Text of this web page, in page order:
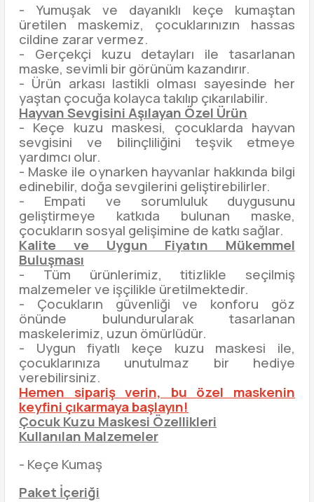
- Yumuşak ve dayanıklı keçe kumaştan
üretilen maskemiz, çocuklarınızın hassas
cildine zarar vermez.
- Gerçekçi kuzu detayları ile tasarlanan
maske, sevimli bir görünüm kazandırır.
- Ürün arkası lastikli olması sayesinde her
yaştan çocuğa kolayca takılıp çıkarılabilir.
Hayvan Sevgisini Aşılayan Özel Ürün
- Keçe kuzu maskesi, çocuklarda hayvan
sevgisini ve bilinçliliğini teşvik etmeye
yardımcı olur.
- Maske ile oynarken hayvanlar hakkında bilgi
edinebilir, doğa sevgilerini geliştirebilirler.
- Empati ve sorumluluk duygusunu
geliştirmeye katkıda bulunan maske,
çocukların sosyal gelişimine de katkı sağlar.
Kalite ve Uygun Fiyatın Mükemmel
Buluşması
- Tüm ürünlerimiz, titizlikle seçilmiş
malzemeler ve işçilikle üretilmektedir.
- Çocukların güvenliği ve konforu göz
önünde bulundurularak tasarlanan
maskelerimiz, uzun ömürlüdür.
- Uygun fiyatlı keçe kuzu maskesi ile,
çocuklarınıza unutulmaz bir hediye
verebilirsiniz.
Hemen sipariş verin, bu özel maskenin
keyfini çıkarmaya başlayın!
Çocuk Kuzu Maskesi Özellikleri
Kullanılan Malzemeler
- Keçe Kumaş
Paket İçeriği